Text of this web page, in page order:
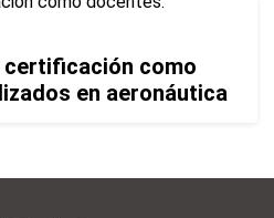
como
en aeronáutica